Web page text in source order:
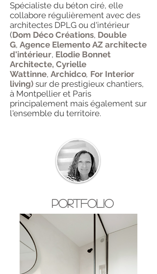
Spécialiste du béton ciré, elle
collabore régulièrement avec des
architectes DPLG ou d'intérieur
(Dom Déco Créations, Double
G, Agence Elemento AZ architecte
d'intérieur, Elodie Bonnet
Architecte, Cyrielle
Wattinne, Archidco, For Interior
living) sur de prestigieux chantiers,
à Montpellier et Paris
principalement mais également sur
l'ensemble du territoire.
Portfolio